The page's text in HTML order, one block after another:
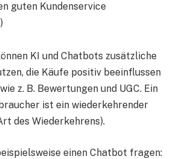
guten Kundenservice
KI und Chatbots zusätzliche
die Käufe positiv beeinflussen
z. B. Bewertungen und UGC. Ein
ist ein wiederkehrender
des Wiederkehrens).
einen Chatbot fragen: